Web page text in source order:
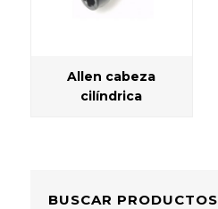
BUSCAR PRODUCTOS
Allen cabeza
cilíndrica